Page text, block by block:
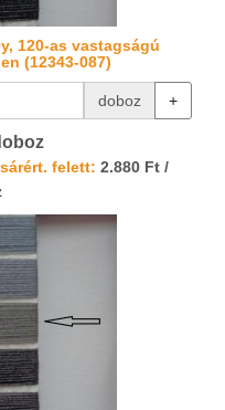
120-as vastagságú
(12343-087)
doboz +
felett: 2.880 Ft /